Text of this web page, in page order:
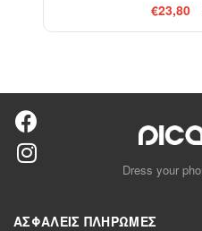
€23,80
Dress your
ΑΣΦΑΛΕΊΣ ΠΛΗΡΩΜΈΣ